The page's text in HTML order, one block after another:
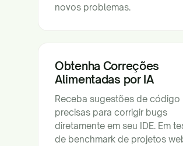
novos problemas.
Obtenha Correções
Alimentadas por IA
Receba sugestões de código
precisas para corrigir bugs
diretamente em seu IDE. Em
de benchmark de projetos